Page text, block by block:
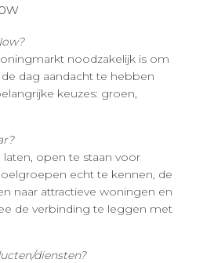
noodzakelijk is om
de dag aandacht te hebben
keuzes: groen,
open te staan voor
echt te kennen, de
naar attractieve woningen en
de verbinding te leggen met
diensten?